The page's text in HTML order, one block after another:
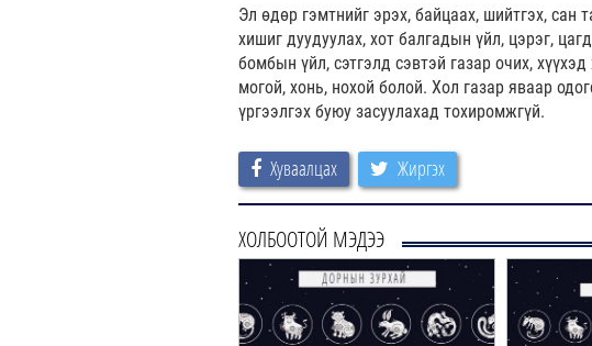
Эл өдөр гэмтнийг эрэх, байцаах, шийтгэх, сан
хишиг дуудуулах, хот балгадын үйл, цэрэг,
бомбын үйл, сэтгэлд сэвтэй газар очих,
могой, хонь, нохой болой. Хол газар яваар
үргээлгэх буюу засуулахад тохиромжгүй.
Хуваалцах Жиргэх
ХОЛБООТОЙ МЭДЭЭ